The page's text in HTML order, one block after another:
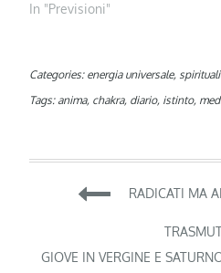
In "Previsioni"
Categories: energia universale,
Tags: anima, chakra, diario, istinto,
articoli
RADICATI MA
GIOVE IN VERGINE E